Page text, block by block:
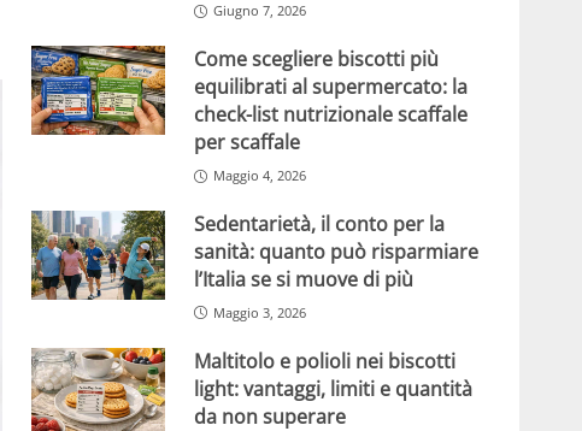
Giugno 7, 2026
Come scegliere biscotti più
equilibrati al supermercato: la
check-list nutrizionale scaffale
per scaffale
Maggio 4, 2026
Sedentarietà, il conto per la
sanità: quanto può risparmiare
l’Italia se si muove di più
Maggio 3, 2026
Maltitolo e polioli nei biscotti
light: vantaggi, limiti e quantità
da non superare